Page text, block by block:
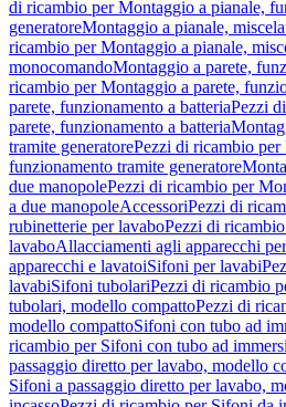
di ricambio per Montaggio a pianale,
generatoreMontaggio a pianale,
ricambio per Montaggio a pianale,
monocomandoMontaggio a parete,
ricambio per Montaggio a parete,
parete, funzionamento a batteriaPezzi
parete, funzionamento a batteria
tramite generatorePezzi di ricambio per
funzionamento tramite generatore
due manopolePezzi di ricambio per
a due manopoleAccessoriPezzi di
rubinetterie per lavaboPezzi di
lavaboAllacciamenti agli apparecchi
apparecchi e lavatoiSifoni per lavabi
lavabiSifoni tubolariPezzi di ricambio
tubolari, modello compattoPezzi di
modello compattoSifoni con tubo ad
ricambio per Sifoni con tubo ad
passaggio diretto per lavabo, modello
Sifoni a passaggio diretto per lavabo,